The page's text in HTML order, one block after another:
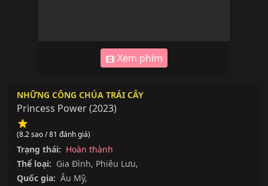
Xem phim
NHỮNG CÔNG CHÚA TRÁI CÂY
Princess Power(2023)
(8.2 sao / 81 đánh giá)
Trạng thái: Hoàn thành
Thể loại: Gia Đình, Phiêu Lưu,
Quốc gia: Âu Mỹ,